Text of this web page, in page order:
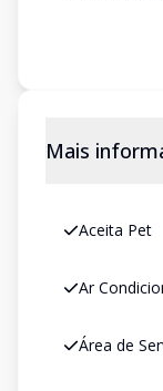
Mais
Aceita Pet
Ar
Área de